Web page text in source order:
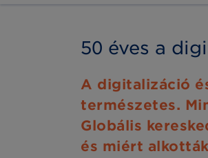
50 éves a
A digitalizáció
természetes.
Globális
és miért